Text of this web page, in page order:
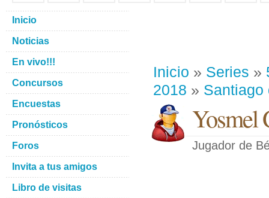
Inicio » Series »
2018 » Santiago
Yosmel
Jugador de
Inicio
Noticias
En vivo!!!
Concursos
Encuestas
Pronósticos
Foros
Invita a tus amigos
Libro de visitas